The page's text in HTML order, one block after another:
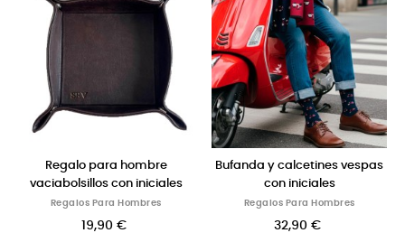
Regalo para hombre
vaciabolsillos con iniciales
Regalos Para Hombres
19,90 €
Bufanda y calcetines vespas
con iniciales
Regalos Para Hombres
32,90 €